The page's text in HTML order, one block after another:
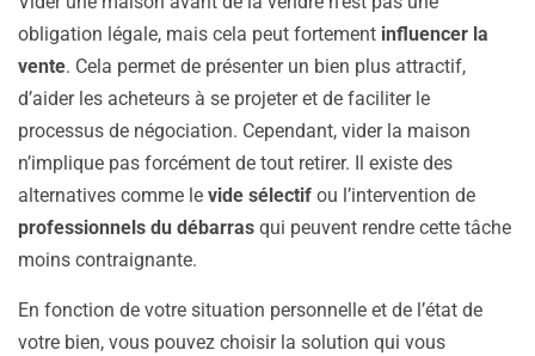
obligation légale, mais cela peut fortement influencer la
vente. Cela permet de présenter un bien plus attractif,
d’aider les acheteurs à se projeter et de faciliter le
processus de négociation. Cependant, vider la maison
n’implique pas forcément de tout retirer. Il existe des
alternatives comme le vide sélectif ou l’intervention de
professionnels du débarras qui peuvent rendre cette tâche
moins contraignante.
En fonction de votre situation personnelle et de l’état de
votre bien, vous pouvez choisir la solution qui vous